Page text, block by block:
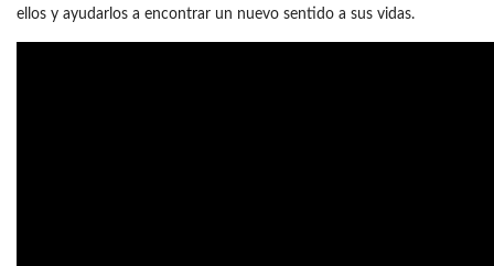
ellos y ayudarlos a encontrar un nuevo sentido a sus vidas.